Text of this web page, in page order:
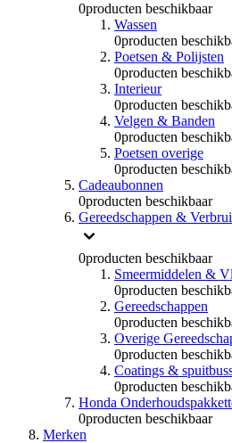
0producten beschikbaar
Wassen
0producten
Poetsen & Polijsten
0producten
Interieur
0producten
Velgen & Banden
0producten
Poetsen overige
0producten
Cadeaubonnen
0producten beschikbaar
Gereedschappen &
0producten beschikbaar
Smeermiddelen &
0producten
Gereedschappen
0producten
Overige
0producten
Coatings &
0producten
Honda
0producten beschikbaar
Merken